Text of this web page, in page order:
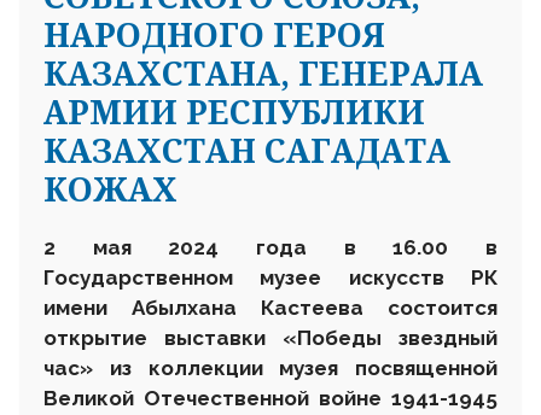
НАРОДНОГО ГЕРОЯ
КАЗАХСТАНА, ГЕНЕРАЛА
АРМИИ РЕСПУБЛИКИ
КАЗАХСТАН САГАДАТА
КОЖАХ
2 мая 2024 года в 16.00 в
Государственном музее искусств РК
имени Абылхана Кастеева состоится
открытие выставки «Победы звездный
час» из коллекции музея посвященной
Великой Отечественной войне 1941-1945